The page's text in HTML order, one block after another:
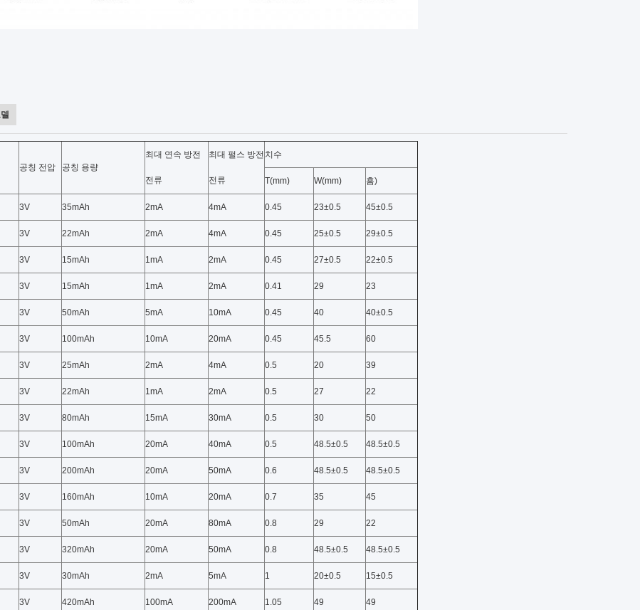
공칭 전압 공칭 용량
최대 연속 방전
전류
최대 펄스 방전
전류
치수
T(mm) W(mm) 흠)
3V 35mAh 2mA 4mA 0.45 23±0.5 45±0.5
3V 22mAh 2mA 4mA 0.45 25±0.5 29±0.5
3V 15mAh 1mA 2mA 0.45 27±0.5 22±0.5
3V 15mAh 1mA 2mA 0.41 29 23
3V 50mAh 5mA 10mA 0.45 40 40±0.5
3V 100mAh 10mA 20mA 0.45 45.5 60
3V 25mAh 2mA 4mA 0.5 20 39
3V 22mAh 1mA 2mA 0.5 27 22
3V 80mAh 15mA 30mA 0.5 30 50
3V 100mAh 20mA 40mA 0.5 48.5±0.5 48.5±0.5
3V 200mAh 20mA 50mA 0.6 48.5±0.5 48.5±0.5
3V 160mAh 10mA 20mA 0.7 35 45
3V 50mAh 20mA 80mA 0.8 29 22
3V 320mAh 20mA 50mA 0.8 48.5±0.5 48.5±0.5
3V 30mAh 2mA 5mA 1 20±0.5 15±0.5
3V 420mAh 100mA 200mA 1.05 49 49